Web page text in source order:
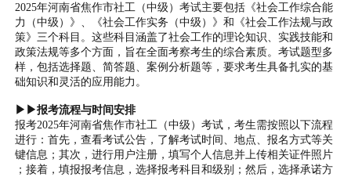
2025年河南省焦作市社工（中级）考试主要包括《社会工作综合能
力（中级）》、《社会工作实务（中级）》和《社会工作法规与政
策》三个科目。这些科目涵盖了社会工作的理论知识、实践技能和
政策法规等多个方面，旨在全面考察考生的综合素质。考试题型多
样，包括选择题、简答题、案例分析题等，要求考生具备扎实的基
础知识和灵活的应用能力。
▶▶报考流程与时间安排
报考2025年河南省焦作市社工（中级）考试，考生需按照以下流程
进行：首先，查看考试公告，了解考试时间、地点、报名方式等关
键信息；其次，进行用户注册，填写个人信息并上传相关证件照片
；接着，填报报考信息，选择报考科目和级别；然后，选择承诺方